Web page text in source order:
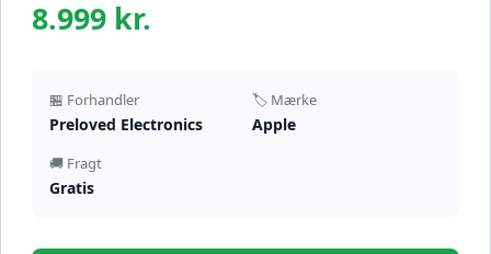
8.999 kr.
🏪 Forhandler
Preloved Electronics
🏷️ Mærke
Apple
🚚 Fragt
Gratis